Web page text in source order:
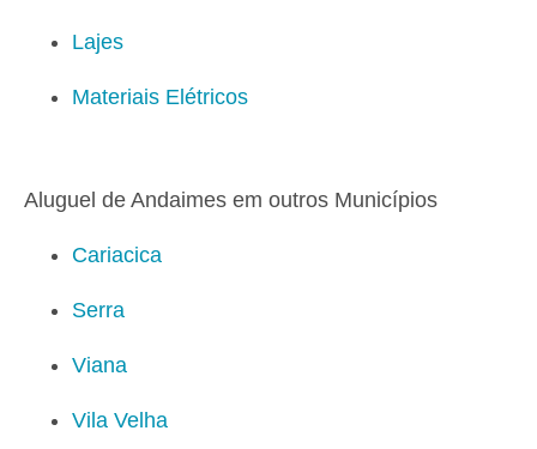
Lajes
Materiais Elétricos
Aluguel de Andaimes em outros Municípios
Cariacica
Serra
Viana
Vila Velha